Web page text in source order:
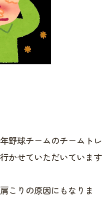
野球チームのチームトレ
かせていただいています
こりの原因にもなりま